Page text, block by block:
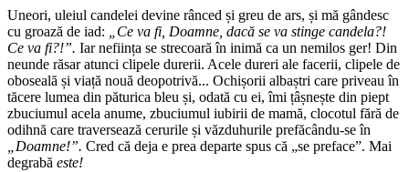
Uneori, uleiul candelei devine rânced și greu de ars, și mă gândesc
cu groază de iad: „Ce va fi, Doamne, dacă se va stinge candela?!
Ce va fi?!”. Iar neființa se strecoară în inimă ca un nemilos ger! Din
neunde răsar atunci clipele durerii. Acele dureri ale facerii, clipele de
oboseală și viață nouă deopotrivă... Ochișorii albaștri care priveau în
tăcere lumea din păturica bleu și, odată cu ei, îmi țâșnește din piept
zbuciumul acela anume, zbuciumul iubirii de mamă, clocotul fără de
odihnă care traversează cerurile și văzduhurile prefăcându-se în
„Doamne!”. Cred că deja e prea departe spus că „se preface”. Mai
degrabă este!